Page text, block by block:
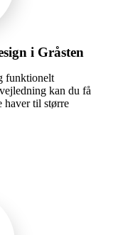
i Gråsten
funktionelt
kan du få
haver til større